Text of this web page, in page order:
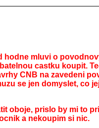
hodne mluvi o
castku koupit.
CNB na zavedeni
se jen domyslet, co
oboje, prislo by mi to
a nekoupim si nic.